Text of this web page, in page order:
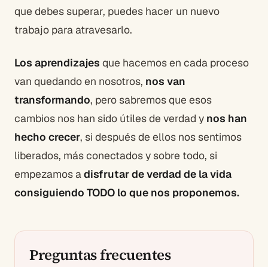
que debes superar, puedes hacer un nuevo
trabajo para atravesarlo.
Los aprendizajes que hacemos en cada proceso
van quedando en nosotros, nos van
transformando, pero sabremos que esos
cambios nos han sido útiles de verdad y nos han
hecho crecer, si después de ellos nos sentimos
liberados, más conectados y sobre todo, si
empezamos adisfrutar de verdad de la vida
consiguiendo TODO lo que nos proponemos.
Preguntas frecuentes